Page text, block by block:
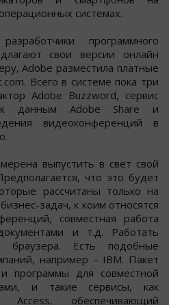
системах.
программного
свои версии онлайн
Adobe разместила платные
Всего в системе пока три
Adobe Buzzword, сервис
к данным Adobe Share и
видеоконференций в
выпустить в свет свой
что это будет
рассчитаны только на
задач, к коим относятся
совместная работа
и т.д. Работать
Есть подобные
например – IBM. Пакет
программы для совместной
и такие сервисы, как
Access, обеспечивающий